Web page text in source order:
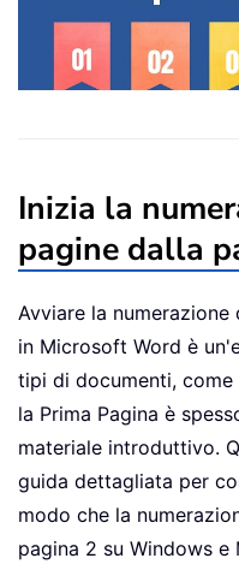
Inizia la
pagine dalla
Avviare la
in Microsoft Word è
tipi di documenti,
la Prima Pagina è
materiale introduttivo.
guida dettagliata per
modo che la
pagina 2 su Windows e